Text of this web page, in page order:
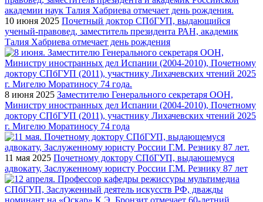
10 июня 2025 Почетный доктор СПбГУП, выдающийся
ученый-правовед, заместитель президента РАН, академик
Талия Хабриева отмечает день рождения
8 июня 2025 Заместителю Генерального секретаря ООН,
Министру иностранных дел Испании (2004-2010), Почетному
доктору СПбГУП (2011), участнику Лихачевских чтений 2025
г. Мигелю Моратиносу 74 года
11 мая 2025 Почетному доктору СПбГУП, выдающемуся
адвокату, Заслуженному юристу России Г.М. Резнику 87 лет